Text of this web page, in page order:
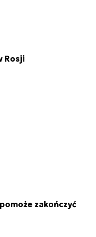
Rosji
zakończyć